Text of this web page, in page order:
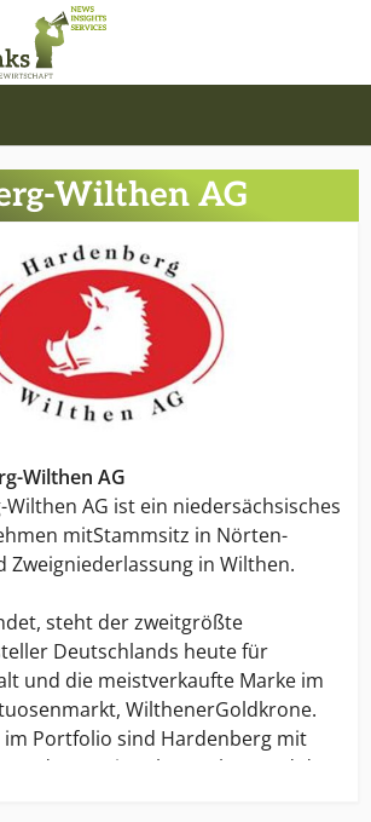
Wilthen AG
Wilthen AG
AG ist ein niedersächsisches
mitStammsitz in Nörten-
Zweigniederlassung in Wilthen.
steht der zweitgrößte
Deutschlands heute für
und die meistverkaufte Marke im
WilthenerGoldkrone.
im Portfolio sind Hardenberg mit
sowie Schwartzhog und der